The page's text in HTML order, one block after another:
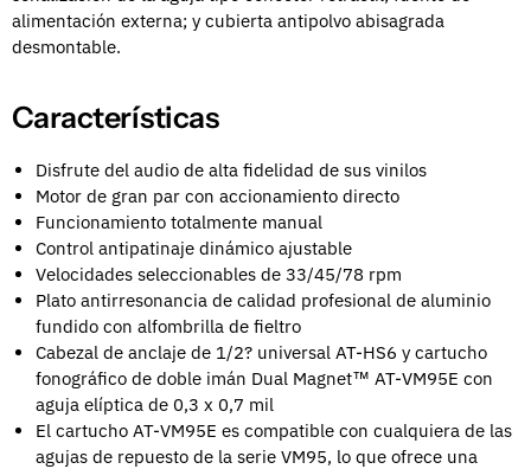
alimentación externa; y cubierta antipolvo abisagrada
desmontable.
Características
Disfrute del audio de alta fidelidad de sus vinilos
Motor de gran par con accionamiento directo
Funcionamiento totalmente manual
Control antipatinaje dinámico ajustable
Velocidades seleccionables de 33/45/78 rpm
Plato antirresonancia de calidad profesional de aluminio
fundido con alfombrilla de fieltro
Cabezal de anclaje de 1/2? universal AT-HS6 y cartucho
fonográfico de doble imán Dual Magnet™ AT-VM95E con
aguja elíptica de 0,3 x 0,7 mil
El cartucho AT-VM95E es compatible con cualquiera de las
agujas de repuesto de la serie VM95, lo que ofrece una